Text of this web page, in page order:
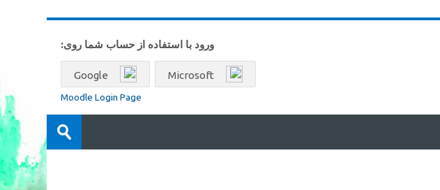
ورود با استفاده از حساب شما روی:
Moodle Login Page
درس‌ها
ارسال